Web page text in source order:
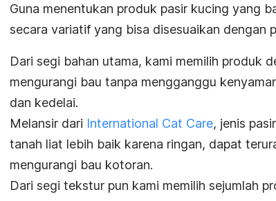
Guna menentukan produk pasir kucing yang
secara variatif yang bisa disesuaikan dengan
Dari segi bahan utama, kami memilih produk
mengurangi bau tanpa mengganggu
dan kedelai.
Melansir dari International Cat Care, jenis
tanah liat lebih baik karena ringan, dapat
mengurangi bau kotoran.
Dari segi tekstur pun kami memilih sejumlah